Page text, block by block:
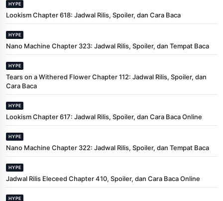
HYPE
Lookism Chapter 618: Jadwal Rilis, Spoiler, dan Cara Baca
HYPE
Nano Machine Chapter 323: Jadwal Rilis, Spoiler, dan Tempat Baca
HYPE
Tears on a Withered Flower Chapter 112: Jadwal Rilis, Spoiler, dan
Cara Baca
HYPE
Lookism Chapter 617: Jadwal Rilis, Spoiler, dan Cara Baca Online
HYPE
Nano Machine Chapter 322: Jadwal Rilis, Spoiler, dan Tempat Baca
HYPE
Jadwal Rilis Eleceed Chapter 410, Spoiler, dan Cara Baca Online
HYPE